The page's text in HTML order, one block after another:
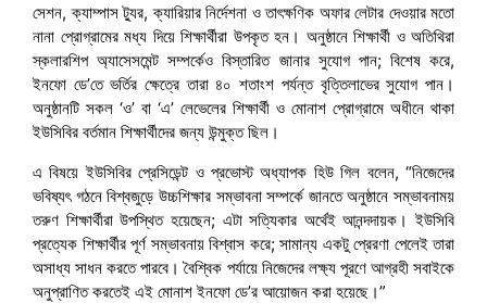
সেশন, ক্যাম্পাস ট্যুর, ক্যারিয়ার নির্দেশনা ও তাৎক্ষণিক অফার লেটার দেওয়ার মতো
নানা প্রোগ্রামের মধ্য দিয়ে শিক্ষার্থীরা উপকৃত হন। অনুষ্ঠানে শিক্ষার্থী ও অতিথিরা
স্কলারশিপ অ্যাসেসমেন্ট সম্পর্কেও বিস্তারিত জানার সুযোগ পান; বিশেষ করে,
ইনফো ডে’তে ভর্তির ক্ষেত্রে তারা ৪০ শতাংশ পর্যন্ত বৃত্তিলাভের সুযোগ পান।
অনুষ্ঠানটি সকল ‘ও’ বা ‘এ’ লেভেলের শিক্ষার্থী ও মোনাশ প্রোগ্রামে অধীনে থাকা
ইউসিবির বর্তমান শিক্ষার্থীদের জন্য উন্মুক্ত ছিল।
এ বিষয়ে ইউসিবির প্রেসিডেন্ট ও প্রভোস্ট অধ্যাপক হিউ গিল বলেন, “নিজেদের
ভবিষ্যৎ গঠনে বিশ্বজুড়ে উচ্চশিক্ষার সম্ভাবনা সম্পর্কে জানতে অনুষ্ঠানে সম্ভাবনাময়
তরুণ শিক্ষার্থীরা উপস্থিত হয়েছেন; এটা সত্যিকার অর্থেই আনন্দদায়ক। ইউসিবি
প্রত্যেক শিক্ষার্থীর পূর্ণ সম্ভাবনায় বিশ্বাস করে; সামান্য একটু প্রেরণা পেলেই তারা
অসাধ্য সাধন করতে পারবে। বৈশ্বিক পর্যায়ে নিজেদের লক্ষ্য পূরণে আগ্রহী সবাইকে
অনুপ্রাণিত করতেই এই মোনাশ ইনফো ডে’র আয়োজন করা হয়েছে।”